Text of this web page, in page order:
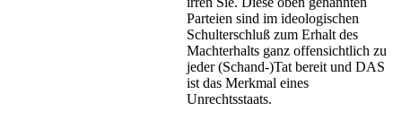
Parteien sind im ideologischen
Schulterschluß zum Erhalt des
Machterhalts ganz offensichtlich zu
jeder (Schand-)Tat bereit und DAS
ist das Merkmal eines
Unrechtsstaats.